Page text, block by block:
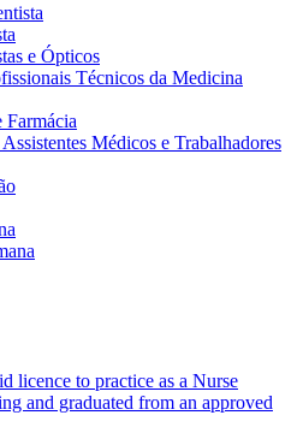
e Ópticos
Técnicos da Medicina
Farmácia
Médicos e Trabalhadores
licence to practice as a Nurse
and graduated from an approved